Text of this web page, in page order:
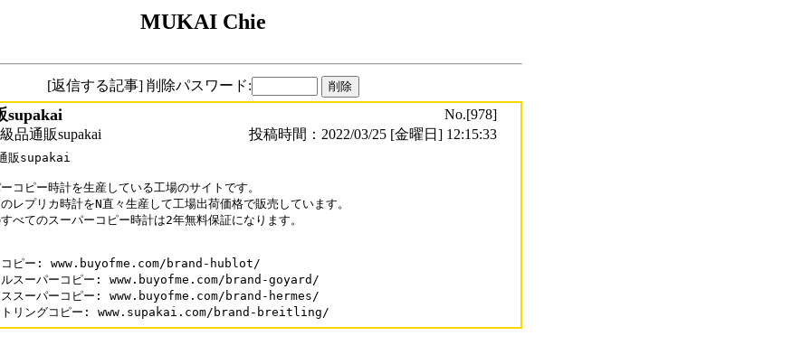
MUKAI Chie
[返信する記事] 削除パスワード:
supakai
No.[978]
品通販supakai
投稿時間：2022/03/25 [金曜日] 12:15:33
販supakai
コピー時計を生産している工場のサイトです。
レプリカ時計をN直々生産して工場出荷価格で販売しています。
べてのスーパーコピー時計は2年無料保証になります。
コピー: www.buyofme.com/brand-hublot/
ルスーパーコピー: www.buyofme.com/brand-goyard/
ススーパーコピー: www.buyofme.com/brand-hermes/
トリングコピー: www.supakai.com/brand-breitling/